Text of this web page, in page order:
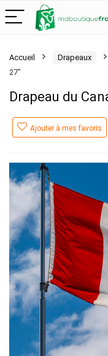
Accueil Drapeaux
27″
Drapeau du
Ajouter à mes favoris